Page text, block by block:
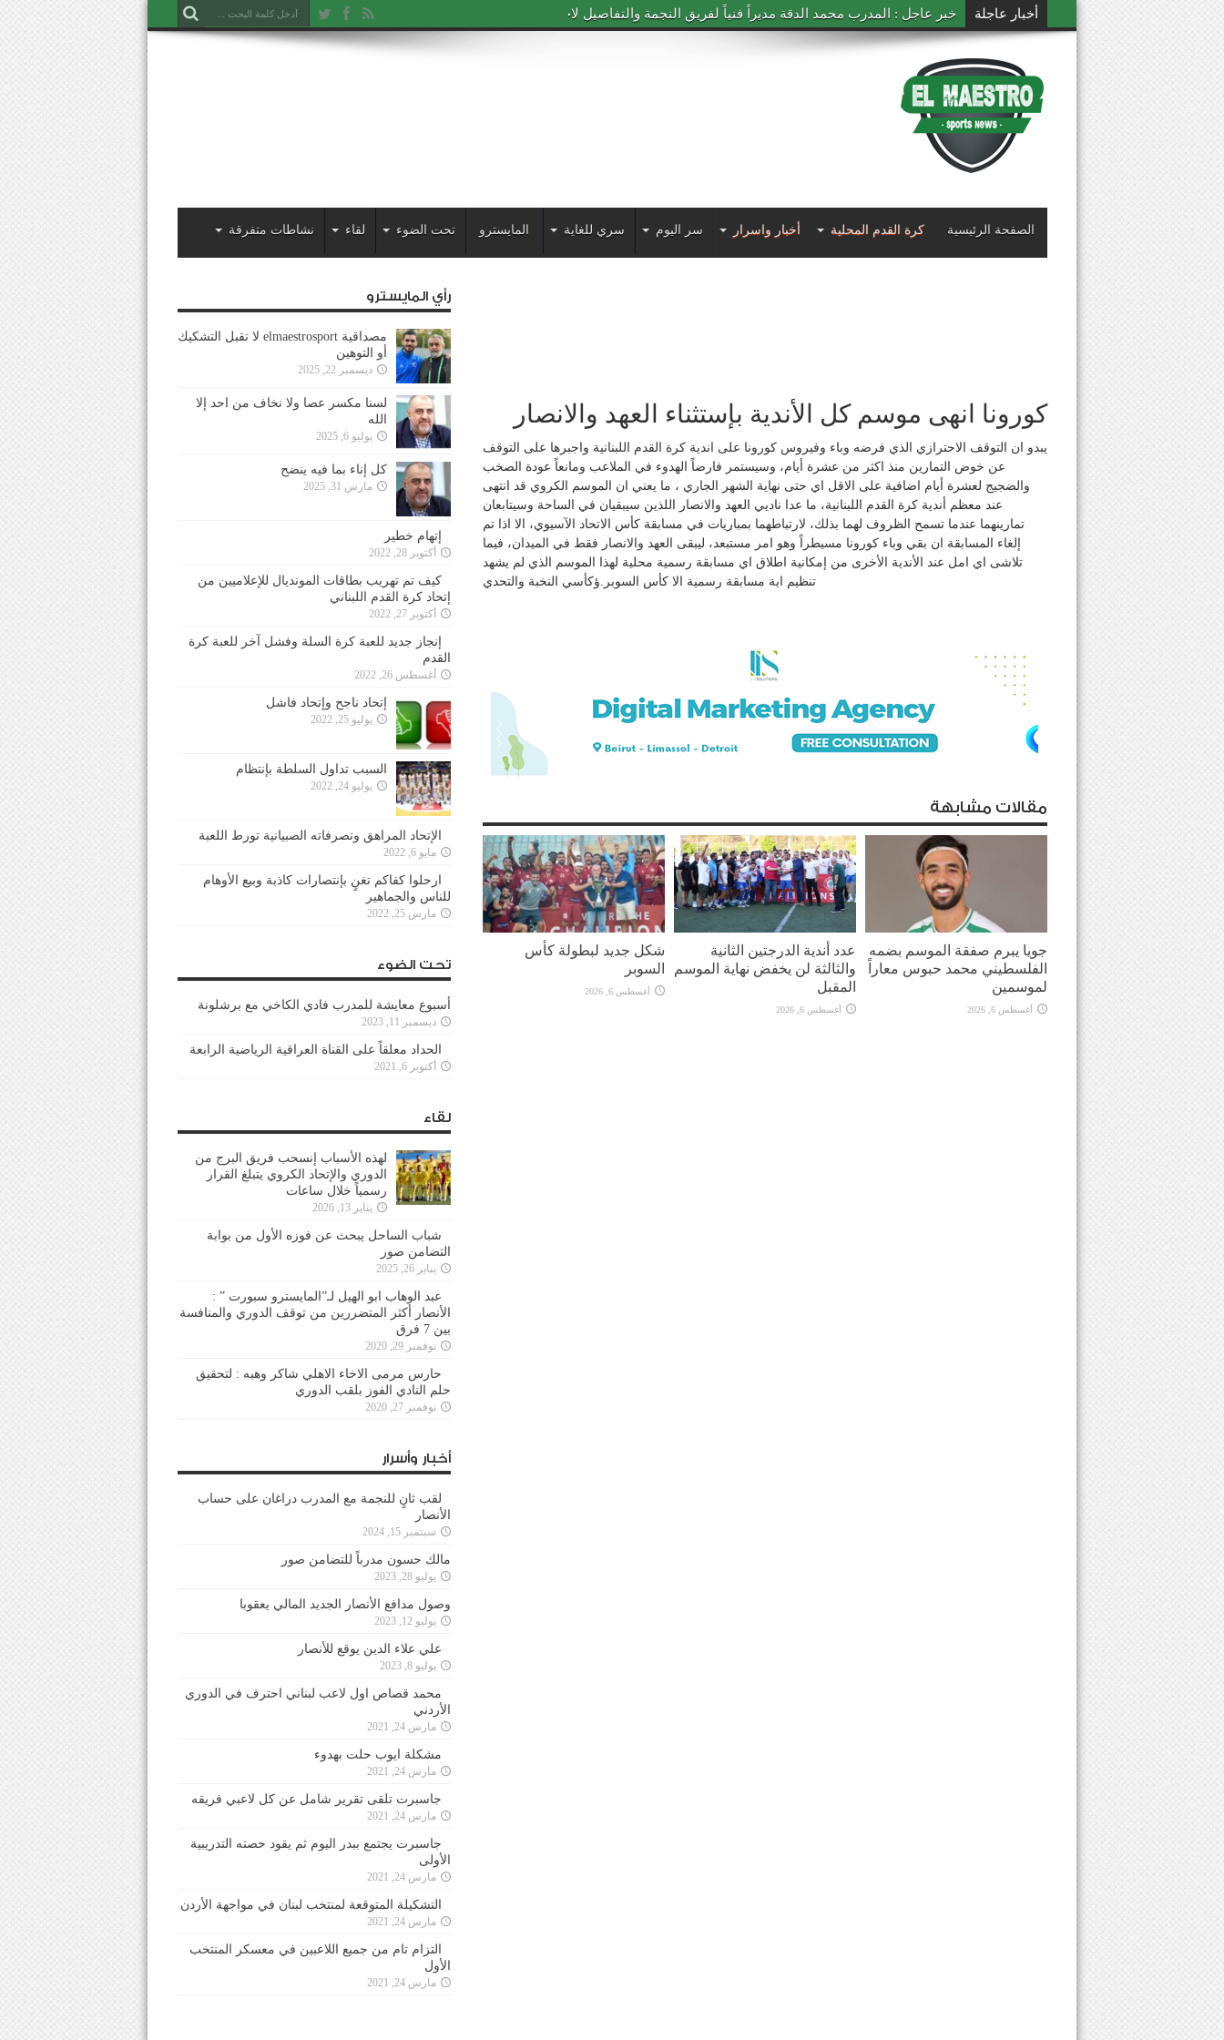
أخبار عاجلة خبر عاجل : المدرب محمد الدقة مديراً فنياً لفريق النجمة والتفاصيل لاحقاً
الصفحة الرئيسية كرة القدم المحلية أخبار واسرار سر اليوم سري للغاية المايسترو تحت الضوء لقاء نشاطات متفرقة
كورونا انهى موسم كل الأندية بإستثناء العهد والانصار
يبدو ان التوقف الاحترازي الذي فرضه وباء وفيروس كورونا على اندية كرة القدم اللبنانية واجبرها على التوقف
عن خوض التمارين منذ اكثر من عشرة أيام، وسيستمر فارضاً الهدوء في الملاعب ومانعاً عودة الصخب
والضجيج لعشرة أيام اضافية على الاقل اي حتى نهاية الشهر الجاري ، ما يعني ان الموسم الكروي قد انتهى
عند معظم أندية كرة القدم اللبنانية، ما عدا ناديي العهد والانصار اللذين سيبقيان في الساحة وسيتابعان
تمارينهما عندما تسمح الظروف لهما بذلك، لارتباطهما بمباريات في مسابقة كأس الاتحاد الآسيوي، الا اذا تم
إلغاء المسابقة ان بقي وباء كورونا مسيطراً وهو امر مستبعد، ليبقى العهد والانصار فقط في الميدان، فيما
تلاشى اي امل عند الأندية الأخرى من إمكانية اطلاق اي مسابقة رسمية محلية لهذا الموسم الذي لم يشهد
تنظيم اية مسابقة رسمية الا كأس السوبر.ؤكأسي النخبة والتحدي
مقالات مشابهة
جويا يبرم صفقة الموسم بضمه
الفلسطيني محمد حبوس معاراً
لموسمين
أغسطس 6, 2026
عدد أندية الدرجتين الثانية
والثالثة لن يخفض نهاية الموسم
المقبل
أغسطس 6, 2026
شكل جديد لبطولة كأس
السوبر
أغسطس 6, 2026
رأي المايسترو
مصداقية elmaestrosport لا تقبل التشكيك
أو التوهين
ديسمبر 22, 2025
لسنا مكسر عصا ولا نخاف من احد إلا
الله
يوليو 6, 2025
كل إناء بما فيه ينضح
مارس 31, 2025
إتهام خطير
أكتوبر 28, 2022
كيف تم تهريب بطاقات المونديال للإعلاميين من
إتحاد كرة القدم اللبناني
أكتوبر 27, 2022
إنجاز جديد للعبة كرة السلة وفشل آخر للعبة كرة
القدم
أغسطس 26, 2022
إتحاد ناجح وإتحاد فاشل
يوليو 25, 2022
السبب تداول السلطة بإنتظام
يوليو 24, 2022
الإتحاد المراهق وتصرفاته الصبيانية تورط اللعبة
مايو 6, 2022
ارحلوا كفاكم تغنٍ بإنتصارات كاذبة وبيع الأوهام
للناس والجماهير
مارس 25, 2022
تحت الضوء
أسبوع معايشة للمدرب فادي الكاخي مع برشلونة
ديسمبر 11, 2023
الحداد معلقاً على القناة العراقية الرياضية الرابعة
أكتوبر 6, 2021
لقاء
لهذه الأسباب إنسحب فريق البرج من
الدوري والإتحاد الكروي يتبلغ القرار
رسمياً خلال ساعات
يناير 13, 2026
شباب الساحل يبحث عن فوزه الأول من بوابة
التضامن صور
يناير 26, 2025
عبد الوهاب ابو الهيل لـ”المايسترو سبورت ” :
الأنصار أكثر المتضررين من توقف الدوري والمنافسة
بين 7 فرق
نوفمبر 29, 2020
حارس مرمى الاخاء الاهلي شاكر وهبه : لتحقيق
حلم النادي الفوز بلقب الدوري
نوفمبر 27, 2020
أخبار وأسرار
لقب ثانٍ للنجمة مع المدرب دراغان على حساب
الأنصار
سبتمبر 15, 2024
مالك حسون مدرباً للتضامن صور
يوليو 28, 2023
وصول مدافع الأنصار الجديد المالي يعقوبا
يوليو 12, 2023
علي علاء الدين يوقع للأنصار
يوليو 8, 2023
محمد قصاص اول لاعب لبناني احترف في الدوري
الأردني
مارس 24, 2021
مشكلة ايوب حلت بهدوء
مارس 24, 2021
جاسبرت تلقى تقرير شامل عن كل لاعبي فريقه
مارس 24, 2021
جاسبرت يجتمع ببدر اليوم ثم يقود حصته التدريبية
الأولى
مارس 24, 2021
التشكيلة المتوقعة لمنتخب لبنان في مواجهة الأردن
مارس 24, 2021
التزام تام من جميع اللاعبين في معسكر المنتخب
الأول
مارس 24, 2021